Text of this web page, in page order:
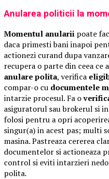
Anularea politicii la
Momentul anularii poate
daca primesti bani inapoi
actionezi curand dupa
recupera o parte din ceea
anulare polita, verifica
compar-o cu documentele
intarzie procesul. Fa o
asiguratorul sau brokerul si
folosi pentru a opri
singur(a) in acest pas; multi
masina. Pastreaza cererea
documentelor si actioneaza
control si eviti intarzieri
polita.